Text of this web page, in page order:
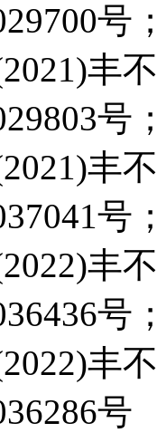
号
丰
号
丰
号
丰
号
丰
号